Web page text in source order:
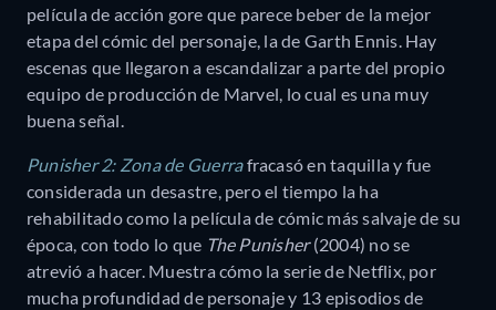
película de acción gore que parece beber de la mejor
etapa del cómic del personaje, la de Garth Ennis. Hay
escenas que llegaron a escandalizar a parte del propio
equipo de producción de Marvel, lo cual es una muy
buena señal.
Punisher 2: Zona de Guerrafracasó en taquilla y fue
considerada un desastre, pero el tiempo la ha
rehabilitado como la película de cómic más salvaje de su
época, con todo lo que The Punisher(2004) no se
atrevió a hacer. Muestra cómo la serie de Netflix, por
mucha profundidad de personaje y 13 episodios de